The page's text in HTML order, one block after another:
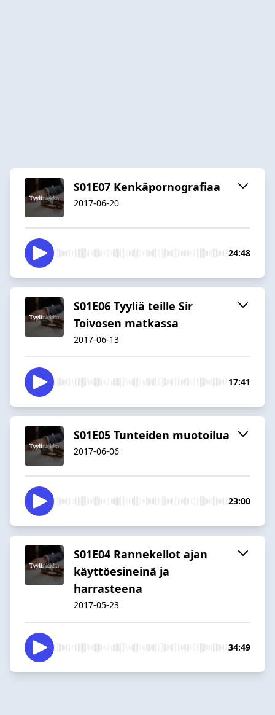
S01E07 Kenkäpornografiaa
2017-06-20
24:48
S01E06 Tyyliä teille Sir
Toivosen matkassa
2017-06-13
17:41
S01E05 Tunteiden muotoilua
2017-06-06
23:00
S01E04 Rannekellot ajan
käyttöesineinä ja
harrasteena
2017-05-23
34:49